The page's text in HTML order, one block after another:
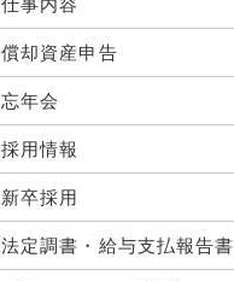
仕事内容
償却資産申告
忘年会
採用情報
新卒採用
法定調書・給与支払報告書